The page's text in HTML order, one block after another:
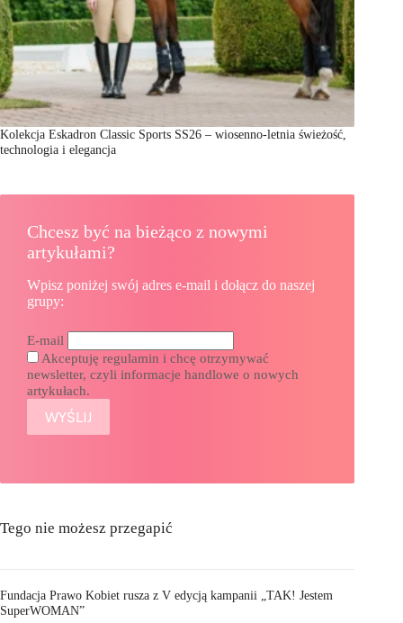
Kolekcja Eskadron Classic Sports SS26 – wiosenno-letnia świeżość,
technologia i elegancja
Chcesz być na bieżąco z nowymi
artykułami?
Wpisz poniżej swój adres e-mail i dołącz do naszej
grupy:
E-mail
Akceptuję regulamin i chcę otrzymywać
newsletter, czyli informacje handlowe o nowych
artykułach.
Tego nie możesz przegapić
Fundacja Prawo Kobiet rusza z V edycją kampanii „TAK! Jestem
SuperWOMAN”